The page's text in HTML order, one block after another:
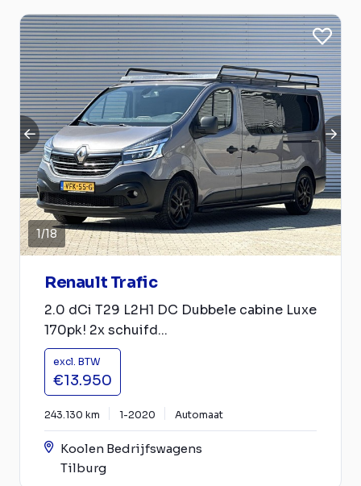
1/18
Renault Trafic
2.0 dCi T29 L2H1 DC Dubbele cabine Luxe
170pk! 2x schuifd...
excl. BTW
€13.950
243.130 km 1-2020 Automaat
Koolen Bedrijfswagens
Tilburg